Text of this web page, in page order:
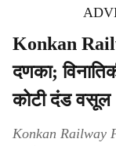
Konkan
दणका;
कोटी दंड वसूल
Konkan Railway